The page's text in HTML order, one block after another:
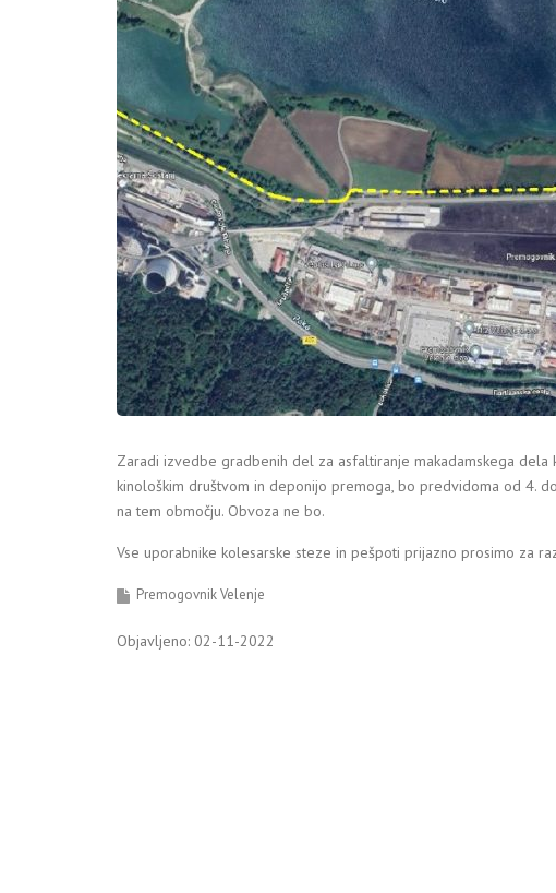
Zaradi izvedbe gradbenih del za asfaltiranje makadamskega
kinološkim društvom in deponijo premoga, bo predvidoma od 4.
na tem območju. Obvoza ne bo.
Vse uporabnike kolesarske steze in pešpoti prijazno prosimo za
Premogovnik Velenje
Objavljeno: 02-11-2022